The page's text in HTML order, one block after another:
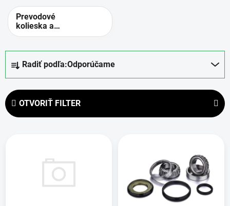
Prevodové
kolieska a
rozety -
prevody
e
n
Radiť podľa:Odporúčame
OTVORIŤ FILTER